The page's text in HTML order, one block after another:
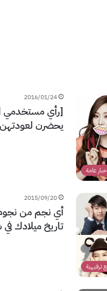
عامة
2016/01/24
[رأي مستخدمي
يحضرن لعودتهن
ترفيهية
2015/09/20
أي نجم من
تاريخ ميلادك